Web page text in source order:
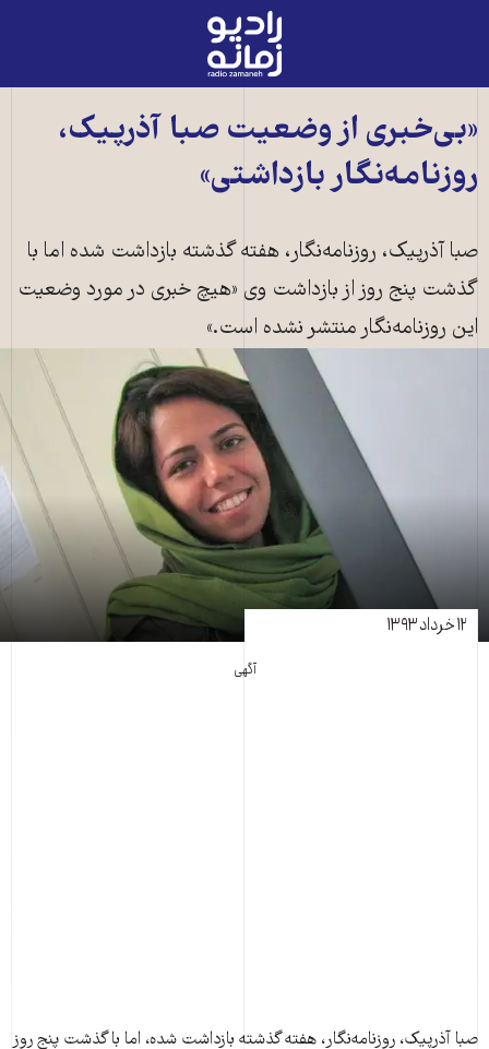
رادیو
زمانه
صفحه
اصلی
«بی‌خبری از وضعيت صبا آذرپيک،
روزنامه‌نگار بازداشتی»
صبا آذرپيک، روزنامه‌نگار، هفته گذشته بازداشت شده اما با
گذشت پنج روز از بازداشت وی «هيچ خبری در مورد وضعيت
اين روزنامه‌نگار منتشر نشده است.»
۱۲ خرداد ۱۳۹۳
آگهی
صبا آذرپيک، روزنامه‌نگار، هفته گذشته بازداشت شده، اما با گذشت پنج روز